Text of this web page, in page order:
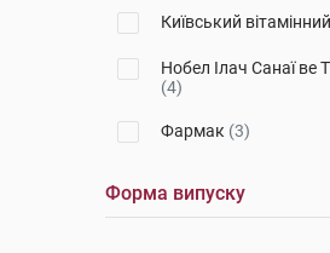
Київський
Нобел Ілач Санаї ве
(4)
Фармак (3)
К.О. Славія Фарм(1)
Форма випуску